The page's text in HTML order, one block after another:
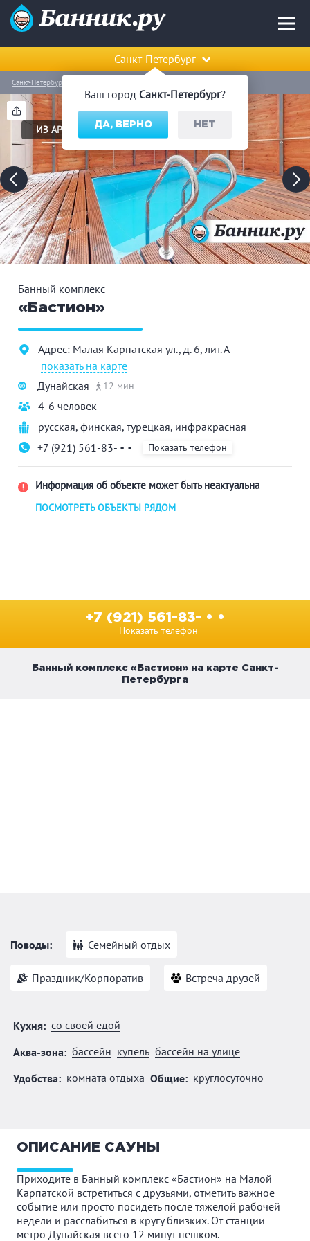
Ваш город Санкт-Петербург?
ДА, ВЕРНО НЕТ
Санкт-Петербург
ИЗ АРХИВА
Санкт-Петербург
Банный комплекс
«Бастион»
Адрес: Малая Карпатская ул., д. 6, лит. А
показать на карте
Дунайская
12 мин
4-6 человек
русская, финская, турецкая, инфракрасная
+7 (921) 561-83- • •
Показать телефон
Информация об объекте может быть неактуальна
ПОСМОТРЕТЬ ОБЪЕКТЫ РЯДОМ
+7 (921) 561-83- • •
Показать телефон
Банный комплекс «Бастион» на карте Санкт-
Петербурга
Поводы: Семейный отдых
Праздник/Корпоратив Встреча друзей
Кухня: со своей едой
Аква-зона: бассейн купель бассейн на улице
Удобства: комната отдыха Общие: круглосуточно
ОПИСАНИЕ САУНЫ
Приходите в Банный комплекс «Бастион» на Малой
Карпатской встретиться с друзьями, отметить важное
событие или просто посидеть после тяжелой рабочей
недели и расслабиться в кругу близких. От станции
метро Дунайская всего 12 минут пешком.